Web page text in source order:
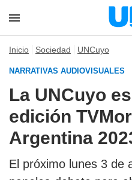
Inicio Sociedad UNCuyo
NARRATIVAS AUDIOVISUALES
La UNCuyo
edición
Argentina
El próximo lunes 3 de